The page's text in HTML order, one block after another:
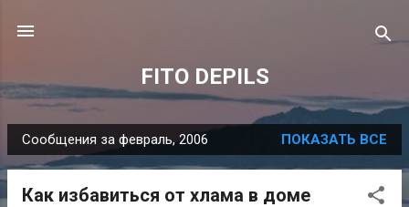
FITO DEPILS
С
о
Сообщения за февраль, 2006 ПОКАЗАТЬ ВСЕ
Как избавиться от хлама в доме